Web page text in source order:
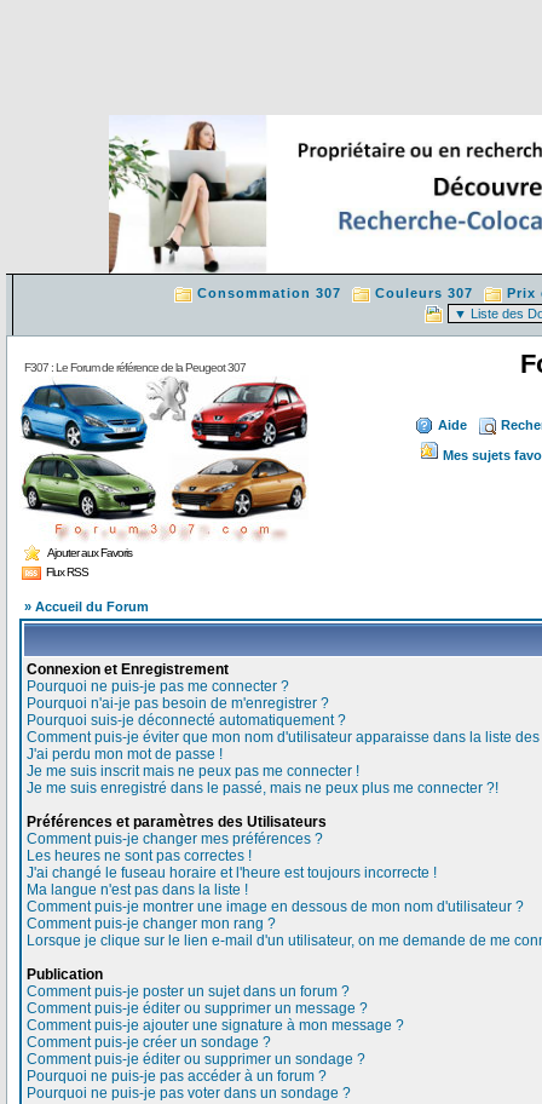
Consommation 307 Couleurs 307 Prix
F307 : Le Forum de référence de la Peugeot 307
Ajouter aux Favoris
Flux RSS
Aide
Mes sujets
» Accueil du Forum
Connexion et Enregistrement
Pourquoi ne puis-je pas me connecter ?
Pourquoi n'ai-je pas besoin de m'enregistrer ?
Pourquoi suis-je déconnecté automatiquement ?
Comment puis-je éviter que mon nom d'utilisateur apparaisse dans la liste
J'ai perdu mon mot de passe !
Je me suis inscrit mais ne peux pas me connecter !
Je me suis enregistré dans le passé, mais ne peux plus me connecter ?!
Préférences et paramètres des Utilisateurs
Comment puis-je changer mes préférences ?
Les heures ne sont pas correctes !
J'ai changé le fuseau horaire et l'heure est toujours incorrecte !
Ma langue n'est pas dans la liste !
Comment puis-je montrer une image en dessous de mon nom d'utilisateur ?
Comment puis-je changer mon rang ?
Lorsque je clique sur le lien e-mail d'un utilisateur, on me demande de me
Publication
Comment puis-je poster un sujet dans un forum ?
Comment puis-je éditer ou supprimer un message ?
Comment puis-je ajouter une signature à mon message ?
Comment puis-je créer un sondage ?
Comment puis-je éditer ou supprimer un sondage ?
Pourquoi ne puis-je pas accéder à un forum ?
Pourquoi ne puis-je pas voter dans un sondage ?